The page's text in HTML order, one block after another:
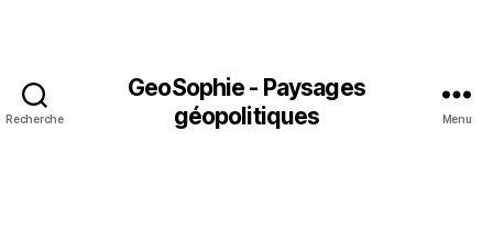
Recherche
GeoSophie - Paysages
géopolitiques
Menu